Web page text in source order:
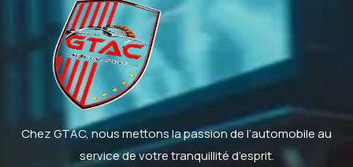
Chez GTAC, nous mettons la passion de l’automobile au
service de votre tranquillité d’esprit.